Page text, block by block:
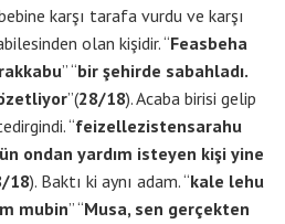
karşı tarafa vurdu ve karşı
olan kişidir. “Feasbeha
” “bir şehirde sabahladı.
”(28/18). Acaba birisi gelip
“feizellezistensarahu
ondan yardım isteyen kişi yine
18). Baktı ki aynı adam. “kale lehu
mubin” “Musa, sen gerçekten